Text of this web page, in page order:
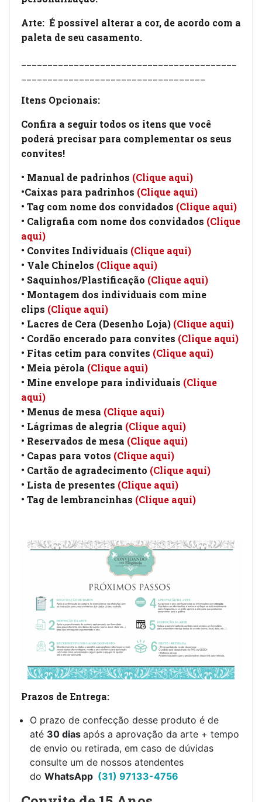
Arte: É possível alterar a cor, de acordo com a
paleta de seu casamento.
Itens Opcionais:
Confira a seguir todos os itens que você
poderá precisar para complementar os seus
convites!
• Manual de padrinhos (Clique aqui)
•Caixas para padrinhos (Clique aqui)
• Tag com nome dos convidados (Clique aqui)
• Caligrafia com nome dos convidados (Clique
aqui)
• Convites Individuais (Clique aqui)
• Vale Chinelos (Clique aqui)
• Saquinhos/Plastificação (Clique aqui)
• Montagem dos individuais com mine
clips (Clique aqui)
• Lacres de Cera (Desenho Loja) (Clique aqui)
• Cordão encerado para convites (Clique aqui)
• Fitas cetim para convites (Clique aqui)
• Meia pérola (Clique aqui)
• Mine envelope para individuais (Clique
aqui)
• Menus de mesa (Clique aqui)
• Lágrimas de alegria (Clique aqui)
• Reservados de mesa (Clique aqui)
• Capas para votos (Clique aqui)
• Cartão de agradecimento (Clique aqui)
• Lista de presentes (Clique aqui)
• Tag de lembrancinhas (Clique aqui)
Prazos de Entrega:
O prazo de confecção desse produto é de
até 30 dias após a aprovação da arte + tempo
de envio ou retirada, em caso de dúvidas
consulte um de nossos atendentes
do WhatsApp (31) 97133-4756